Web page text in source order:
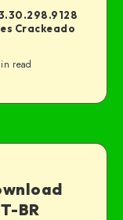
Crackeado
read
BR